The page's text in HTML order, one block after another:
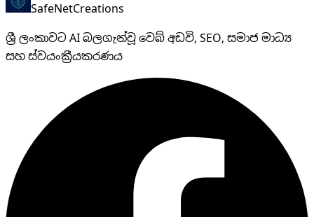
SafeNetCreations
ශ්‍රී ලංකාවට AI බලගැන්වූ වෙබ් අඩවි, SEO, සමාජ මාධ්‍ය
සහ ස්වයංක්‍රීයකරණය